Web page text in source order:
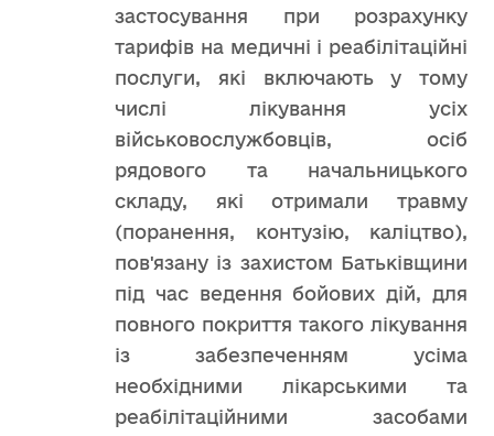
застосування при розрахунку
тарифів на медичні і реабілітаційні
послуги, які включають у тому
числі лікування усіх
військовослужбовців, осіб
рядового та начальницького
складу, які отримали травму
(поранення, контузію, каліцтво),
пов'язану із захистом Батьківщини
під час ведення бойових дій, для
повного покриття такого лікування
із забезпеченням усіма
необхідними лікарськими та
реабілітаційними засобами